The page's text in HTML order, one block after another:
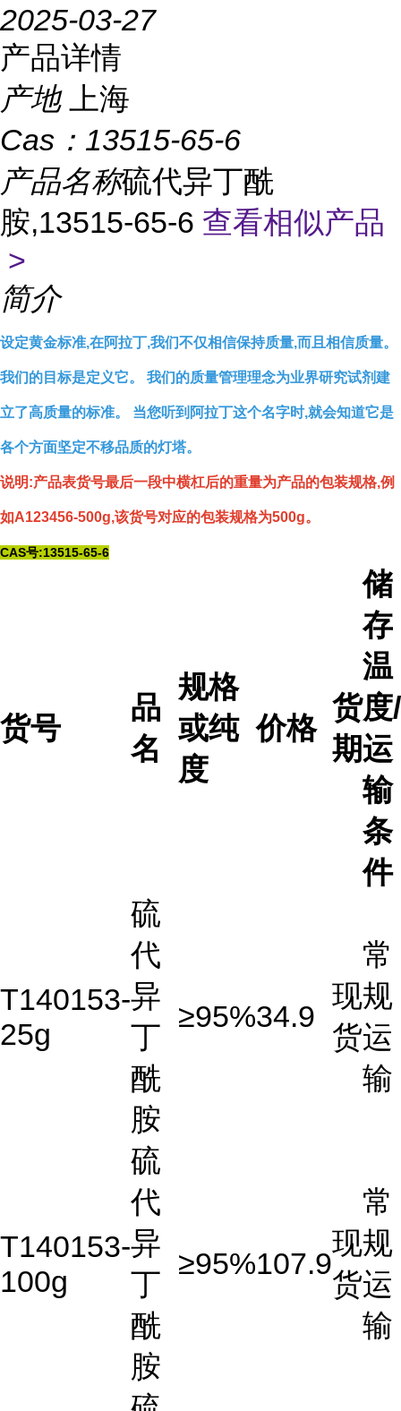
2025-03-27
产品详情
产地
上海
Cas： 13515-65-6
产品名称硫代异丁酰
胺,13515-65-6 查看相似产品
>
简介
设定黄金标准,在阿拉丁,我们不仅相信保持质量,而且相信质量。
我们的目标是定义它。 我们的质量管理理念为业界研究试剂建
立了高质量的标准。 当您听到阿拉丁这个名字时,就会知道它是
各个方面坚定不移品质的灯塔。
说明:产品表货号最后一段中横杠后的重量为产品的包装规格,例
如A123456-500g,该货号对应的包装规格为500g。
CAS号:13515-65-6
货号
品
名
规格
或纯
度
价格
货
期
储
存
温
度/
运
输
条
件
T140153-
25g
硫
代
异
丁
酰
胺
≥95%34.9
现
货
常
规
运
输
T140153-
100g
硫
代
异
丁
酰
胺
≥95%107.9
现
货
常
规
运
输